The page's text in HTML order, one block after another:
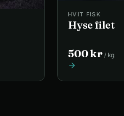
HVIT FISK
Hyse filet
500kr / kg